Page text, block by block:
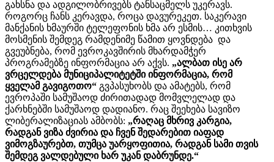
გახსნა და ადგილობრივებს ტანსაცმელს უკერავს.
როგორც ჩანს კერავდა, როცა დავურეკეთ. საკერავი
მანქანის ხმაურში ტელეფონის ხმა არ ესმის… კითხვის
მოსმენის შემდეგ რამდენიმე წამით ყოვნდება და
გვეუბნება, რომ ევროკავშირის მხარდამჭერ
პროგრამებზე ინფორმაცია არ აქვს. „ალბათ ისე არ
ვრცელდება მუნიციპალიტეტში ინფორმაცია, რომ
ყველამ გავიგოთო“ გვპასუხობს და ამატებს, რომ
ევროპაში სამუშაოდ ძირითადად მომვლელად და
ქარხნებში სამუშაოდ დადიანო. რაც შეეხება სავიზო
ლიბერალიზაციას ამბობს: „რაღაც მხრივ კარგია,
რადგან ვიზა ძვირია და ჩვენ შედარებით იაფად
ვიმოგზაურებთ, თუმცა უარყოფითია, რადგან სამი თვის
შემდეგ ვალდებული ხარ უკან დაბრუნდე.“